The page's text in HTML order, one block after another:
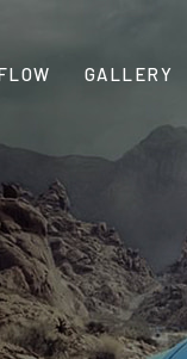
GALLERY